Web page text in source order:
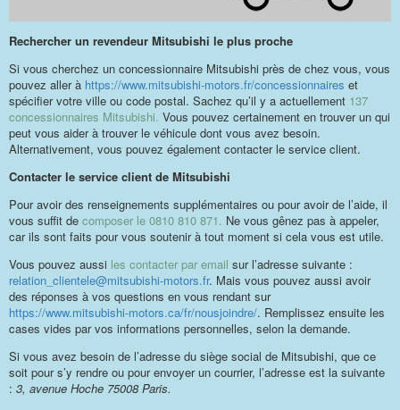
Rechercher un revendeur Mitsubishi le plus proche
Si vous cherchez un concessionnaire Mitsubishi près de chez vous, vous
pouvez aller à https://www.mitsubishi-motors.fr/concessionnaires et
spécifier votre ville ou code postal. Sachez qu’il y a actuellement 137
concessionnaires Mitsubishi. Vous pouvez certainement en trouver un qui
peut vous aider à trouver le véhicule dont vous avez besoin.
Alternativement, vous pouvez également contacter le service client.
Contacter le service client de Mitsubishi
Pour avoir des renseignements supplémentaires ou pour avoir de l’aide, il
vous suffit de composer le 0810 810 871. Ne vous gênez pas à appeler,
car ils sont faits pour vous soutenir à tout moment si cela vous est utile.
Vous pouvez aussi les contacter par email sur l’adresse suivante :
relation_clientele@mitsubishi-motors.fr. Mais vous pouvez aussi avoir
des réponses à vos questions en vous rendant sur
https://www.mitsubishi-motors.ca/fr/nousjoindre/. Remplissez ensuite les
cases vides par vos informations personnelles, selon la demande.
Si vous avez besoin de l’adresse du siège social de Mitsubishi, que ce
soit pour s’y rendre ou pour envoyer un courrier, l’adresse est la suivante
: 3, avenue Hoche 75008 Paris.